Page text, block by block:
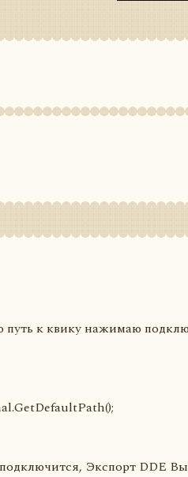
путь к квику нажимаю
Экспорт DDE